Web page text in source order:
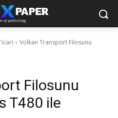
Volkan Transport Filosunu
Filosunu
T480 ile